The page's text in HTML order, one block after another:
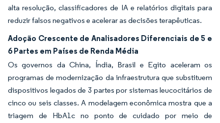
alta resolução, classificadores de IA e relatórios digitais para
reduzir falsos negativos e acelerar as decisões terapêuticas.
Adoção Crescente de Analisadores Diferenciais de 5 e
6 Partes em Países de Renda Média
Os governos da China, Índia, Brasil e Egito aceleram os
programas de modernização da infraestrutura que substituem
dispositivos legados de 3 partes por sistemas leucocitários de
cinco ou seis classes. A modelagem econômica mostra que a
triagem de HbA1c no ponto de cuidado por meio de